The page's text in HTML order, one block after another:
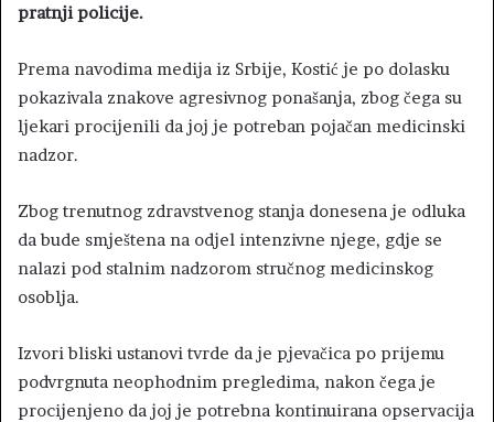
pratnji policije.
Prema navodima medija iz Srbije, Kostić je po dolasku
pokazivala znakove agresivnog ponašanja, zbog čega su
ljekari procijenili da joj je potreban pojačan medicinski
nadzor.
Zbog trenutnog zdravstvenog stanja donesena je odluka
da bude smještena na odjel intenzivne njege, gdje se
nalazi pod stalnim nadzorom stručnog medicinskog
osoblja.
Izvori bliski ustanovi tvrde da je pjevačica po prijemu
podvrgnuta neophodnim pregledima, nakon čega je
procijenjeno da joj je potrebna kontinuirana opservacija